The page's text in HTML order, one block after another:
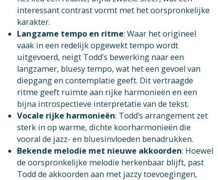
interessant contrast vormt met het oorspronkelijke
karakter.
Langzame tempo en ritme: Waar het origineel
vaak in een redelijk opgewekt tempo wordt
uitgevoerd, neigt Todd’s bewerking naar een
langzamer, bluesy tempo, wat het een gevoel van
diepgang en contemplatie geeft. Dit vertraagde
ritme geeft ruimte aan rijke harmonieën en een
bijna introspectieve interpretatie van de tekst.
Vocale rijke harmonieën: Todd’s arrangement zet
sterk in op warme, dichte koorharmonieën die
vooral de jazz- en bluesinvloeden benadrukken.
Bekende melodie met nieuwe akkoorden: Hoewel
de oorspronkelijke melodie herkenbaar blijft, past
Todd de akkoorden aan met jazzy toevoegingen,